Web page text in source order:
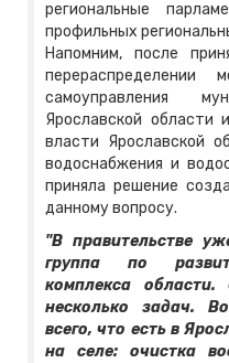
региональные
профильных
Напомним, после
перераспределении
самоуправления
Ярославской области
власти Ярославской
водоснабжения и
приняла решение
данному вопросу.
"В правительстве
группа по
комплекса
несколько задач.
всего, что есть в
на селе: очистка